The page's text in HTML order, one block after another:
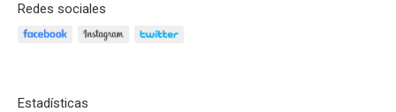
Redes sociales
Estadísticas